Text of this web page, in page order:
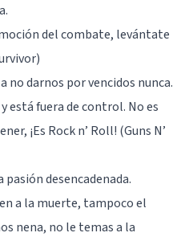
del combate, levántate
no darnos por vencidos nunca.
está fuera de control. No es
¡Es Rock n’ Roll! (Guns N’
desencadenada.
a la muerte, tampoco el
nena, no le temas a la